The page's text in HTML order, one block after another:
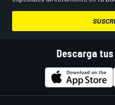
Descarga